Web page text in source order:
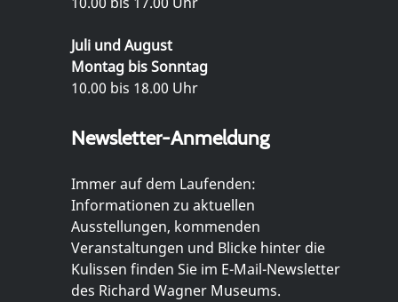
Juli und August
Montag bis Sonntag
10.00 bis 18.00 Uhr
Newsletter-Anmeldung
Immer auf dem Laufenden:
Informationen zu aktuellen
Ausstellungen, kommenden
Veranstaltungen und Blicke hinter die
Kulissen finden Sie im E-Mail-Newsletter
des Richard Wagner Museums.